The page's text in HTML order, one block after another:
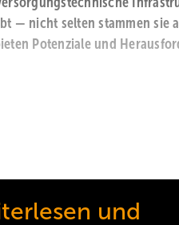
— nicht selten stammen sie
Potenziale und
und